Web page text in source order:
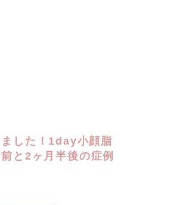
した！1day小顔脂
と2ヶ月半後の症例